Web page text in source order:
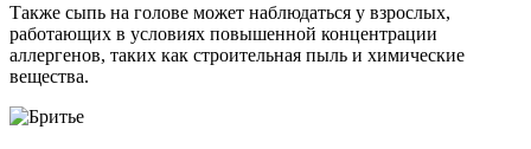
Также сыпь на голове может наблюдаться у взрослых,
работающих в условиях повышенной концентрации
аллергенов, таких как строительная пыль и химические
вещества.